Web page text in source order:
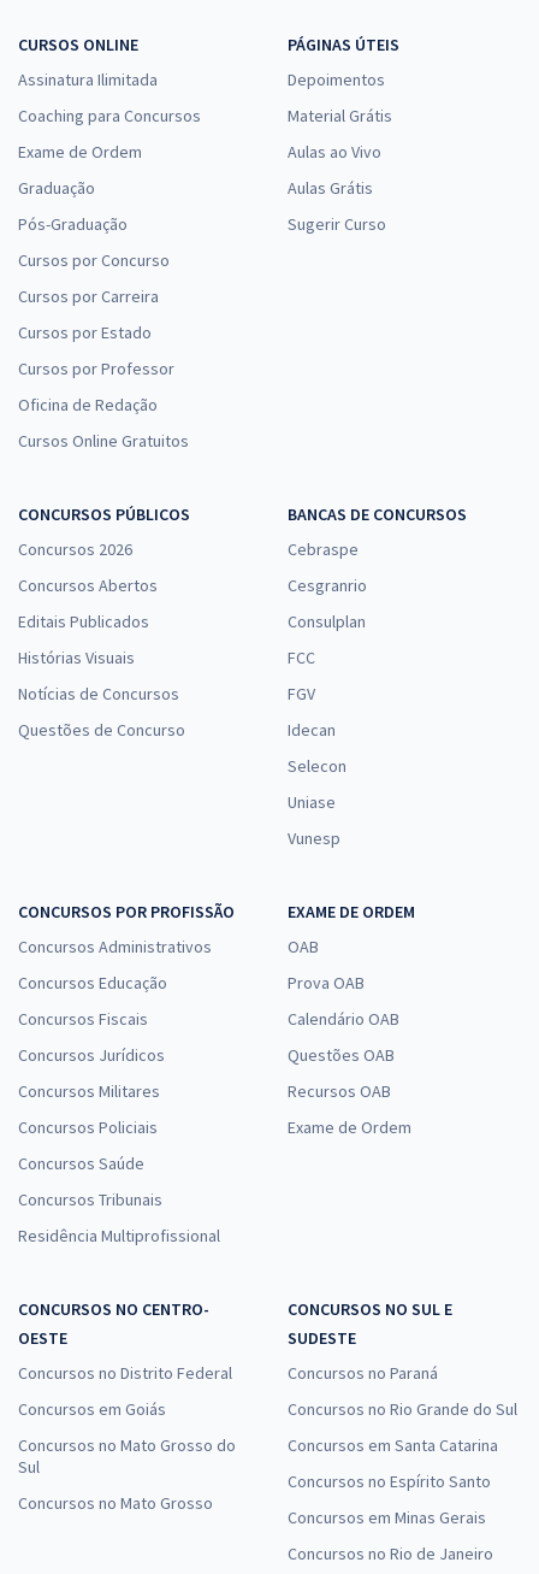
CURSOS ONLINE
Assinatura Ilimitada
Coaching para Concursos
Exame de Ordem
Graduação
Pós-Graduação
Cursos por Concurso
Cursos por Carreira
Cursos por Estado
Cursos por Professor
Oficina de Redação
Cursos Online Gratuitos
PÁGINAS ÚTEIS
Depoimentos
Material Grátis
Aulas ao Vivo
Aulas Grátis
Sugerir Curso
CONCURSOS PÚBLICOS
Concursos 2026
Concursos Abertos
Editais Publicados
Histórias Visuais
Notícias de Concursos
Questões de Concurso
BANCAS DE CONCURSOS
Cebraspe
Cesgranrio
Consulplan
FCC
FGV
Idecan
Selecon
Uniase
Vunesp
CONCURSOS POR PROFISSÃO
Concursos Administrativos
Concursos Educação
Concursos Fiscais
Concursos Jurídicos
Concursos Militares
Concursos Policiais
Concursos Saúde
Concursos Tribunais
Residência Multiprofissional
EXAME DE ORDEM
OAB
Prova OAB
Calendário OAB
Questões OAB
Recursos OAB
Exame de Ordem
CONCURSOS NO CENTRO-
OESTE
Concursos no Distrito Federal
Concursos em Goiás
Concursos no Mato Grosso do
Sul
Concursos no Mato Grosso
CONCURSOS NO SUL E
SUDESTE
Concursos no Paraná
Concursos no Rio Grande do Sul
Concursos em Santa Catarina
Concursos no Espírito Santo
Concursos em Minas Gerais
Concursos no Rio de Janeiro